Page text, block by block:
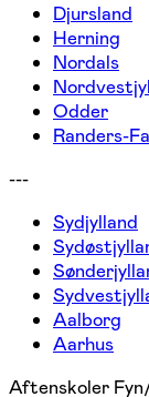
Djursland
Herning
Nordals
Odder
Randers-
---
Sydjylland
Aalborg
Aarhus
Aftenskoler